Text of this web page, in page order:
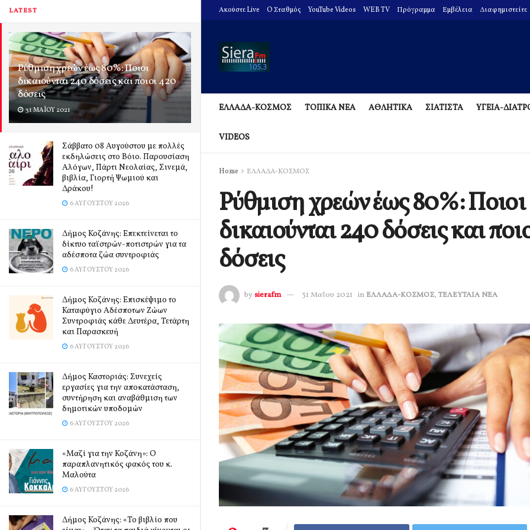
LATEST
Ρύθμιση χρεών έως 80%: Ποιοι
δικαιούνται 240 δόσεις και ποιοι 420
δόσεις
31 ΜΑΪ́ΟΥ 2021
Σάββατο 08 Αυγούστου με πολλές
εκδηλώσεις στο Βόιο. Παρουσίαση
Αλόγων, Πάρτι Νεολαίας, Σινεμά,
βιβλία, Γιορτή Ψωμιού και
Δράκου!
6 ΑΥΓΟΎΣΤΟΥ 2026
Δήμος Κοζάνης: Επεκτείνεται το
δίκτυο ταϊστρών-ποτιστρών για τα
αδέσποτα ζώα συντροφιάς
6 ΑΥΓΟΎΣΤΟΥ 2026
Δήμος Κοζάνης: Επισκέψιμο το
Καταφύγιο Αδέσποτων Ζώων
Συντροφιάς κάθε Δευτέρα, Τετάρτη
και Παρασκευή
6 ΑΥΓΟΎΣΤΟΥ 2026
Δήμος Καστοριάς: Συνεχείς
εργασίες για την αποκατάσταση,
συντήρηση και αναβάθμιση των
δημοτικών υποδομών
6 ΑΥΓΟΎΣΤΟΥ 2026
«Μαζί για την Κοζάνη»: Ο
παραπλανητικός φακός του κ.
Μαλούτα
6 ΑΥΓΟΎΣΤΟΥ 2026
Δήμος Κοζάνης: «Το βιβλίο που
Ακούστε Live O Σταθμός YouTube Videos WEB TV Πρόγραμμα Εμβέλεια Διαφημιστείτε
ΕΛΛΑΔΑ-ΚΟΣΜΟΣ ΤΟΠΙΚΑ ΝΕΑ ΑΘΛΗΤΙΚΑ ΣΙΑΤΙΣΤΑ ΥΓΕΙΑ-
VIDEOS
Home ΕΛΛΑΔΑ-ΚΟΣΜΟΣ
Ρύθμιση χρεών έως 80%: Ποιοι
δικαιούνται 240 δόσεις και
δόσεις
by sierafm 31 Μαΐου 2021 in ΕΛΛΑΔΑ-ΚΟΣΜΟΣ, ΤΕΛΕΥΤΑΙΑ ΝΕΑ